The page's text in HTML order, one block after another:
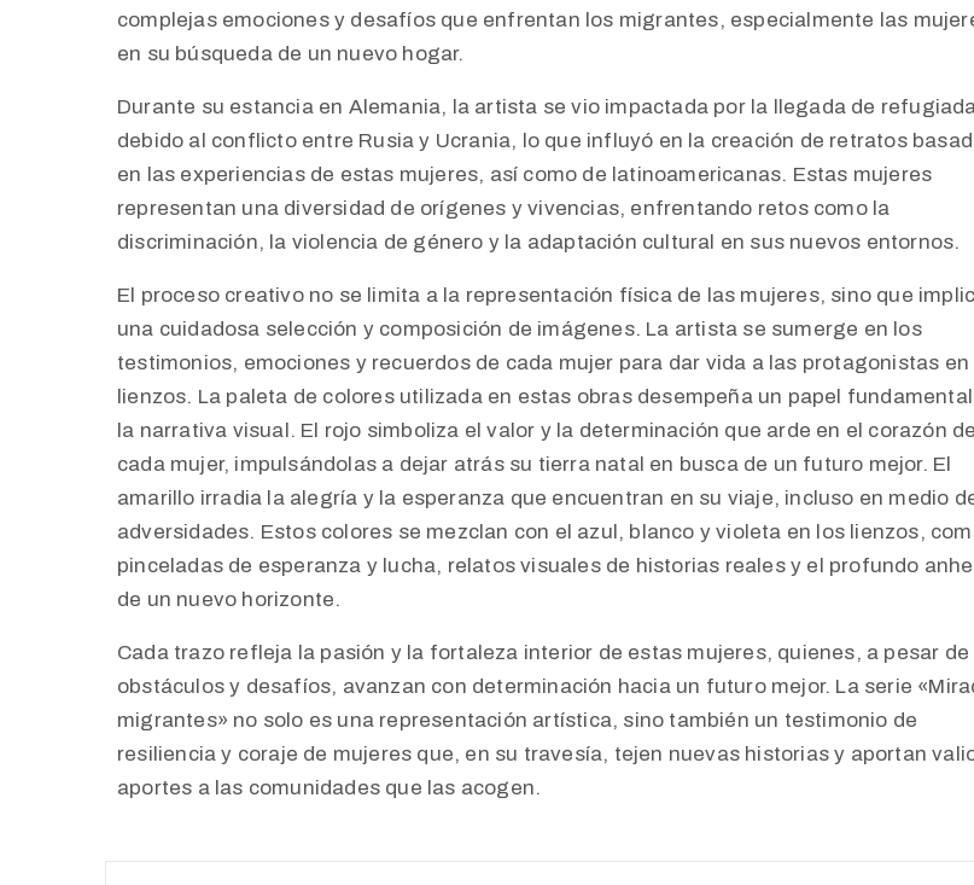
complejas emociones y desafíos que enfrentan los migrantes, especialmente las
en su búsqueda de un nuevo hogar.
Durante su estancia en Alemania, la artista se vio impactada por la llegada de
debido al conflicto entre Rusia y Ucrania, lo que influyó en la creación de retratos
en las experiencias de estas mujeres, así como de latinoamericanas. Estas mujeres
representan una diversidad de orígenes y vivencias, enfrentando retos como la
discriminación, la violencia de género y la adaptación cultural en sus nuevos entornos.
El proceso creativo no se limita a la representación física de las mujeres, sino que
una cuidadosa selección y composición de imágenes. La artista se sumerge en los
testimonios, emociones y recuerdos de cada mujer para dar vida a las protagonistas en
lienzos. La paleta de colores utilizada en estas obras desempeña un papel
la narrativa visual. El rojo simboliza el valor y la determinación que arde en el corazón de
cada mujer, impulsándolas a dejar atrás su tierra natal en busca de un futuro mejor. El
amarillo irradia la alegría y la esperanza que encuentran en su viaje, incluso en medio
adversidades. Estos colores se mezclan con el azul, blanco y violeta en los lienzos,
pinceladas de esperanza y lucha, relatos visuales de historias reales y el profundo
de un nuevo horizonte.
Cada trazo refleja la pasión y la fortaleza interior de estas mujeres, quienes, a pesar de
obstáculos y desafíos, avanzan con determinación hacia un futuro mejor. La serie
migrantes» no solo es una representación artística, sino también un testimonio de
resiliencia y coraje de mujeres que, en su travesía, tejen nuevas historias y aportan
aportes a las comunidades que las acogen.